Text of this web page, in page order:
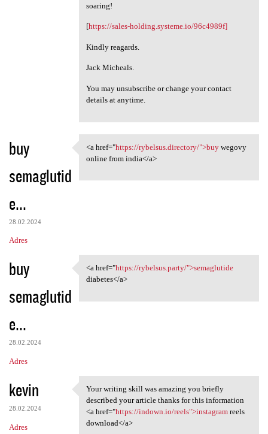
soaring!
[https://sales-holding.systeme.io/96c4989f]
Kindly reagards.
Jack Micheals.
You may unsubscribe or change your contact
details at anytime.
buy
semaglutid
e...
28.02.2024
Adres
<a href="https://rybelsus
<a href="https://rybelsus.directory/">buywegovy
online from india</a>
buy
semaglutid
e...
28.02.2024
Adres
<a href="https://rybelsus
<a href="https://rybelsus.party/">semaglutide
diabetes</a>
kevin
28.02.2024
Adres
Your writing skill was
Your writing skill was amazing you briefly
described your article thanks for this information
<a href="https://indown.io/reels">instagramreels
download</a>